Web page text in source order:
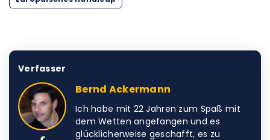
Verfasser
Bernd Ackermann
Ich habe mit 22 Jahren zum Spaß mit
dem Wetten angefangen und es
glücklicherweise geschafft, es zu